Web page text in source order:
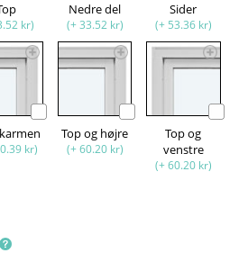
kr)
Nedre del
(+ 33.52 kr)
Sider
(+ 53.36 kr)
kr)
Top og højre
(+ 60.20 kr)
Top og
venstre
(+ 60.20 kr)